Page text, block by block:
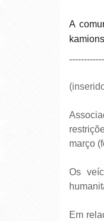
A
março
Os
Em